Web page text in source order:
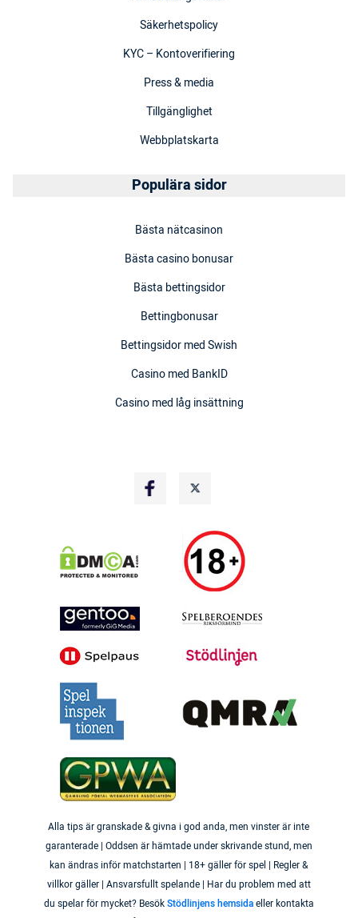
Säkerhetspolicy
KYC – Kontoverifiering
Press & media
Tillgänglighet
Webbplatskarta
Populära sidor
Bästa nätcasinon
Bästa casino bonusar
Bästa bettingsidor
Bettingbonusar
Bettingsidor med Swish
Casino med BankID
Casino med låg insättning
Alla tips är granskade & givna i god anda, men vinster är inte
garanterade | Oddsen är hämtade under skrivande stund, men
kan ändras inför matchstarten | 18+ gäller för spel | Regler &
villkor gäller | Ansvarsfullt spelande | Har du problem med att
du spelar för mycket? BesökStödlinjens hemsidaeller kontakta